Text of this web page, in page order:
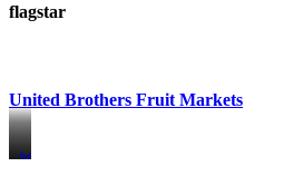
flagstar
United Brothers Fruit Markets
https://www.unitedbrothersfruitmarkets.com/
https://www.unitedbrothersfruitmarkets.com/